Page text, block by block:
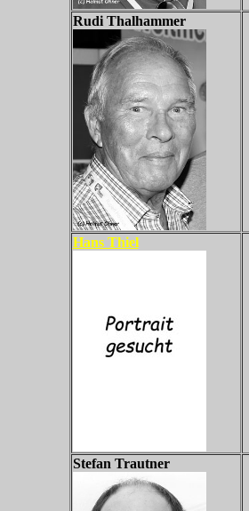
Rudi Thalhammer
Hans Thiel
Stefan Trautner